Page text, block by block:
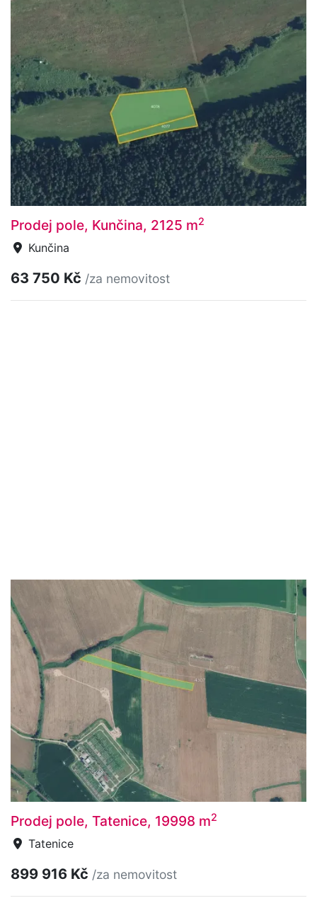
Prodej pole, Kunčina, 2125 m2
Kunčina
63 750 Kč /za nemovitost
Prodej pole, Tatenice, 19998 m2
Tatenice
899 916 Kč /za nemovitost